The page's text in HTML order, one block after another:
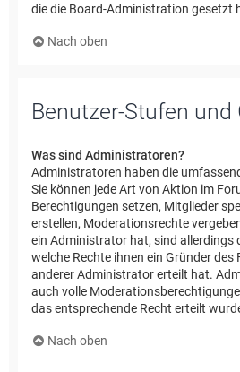
die die Board-Administration gesetzt
Nach oben
Benutzer-Stufen und
Was sind Administratoren?
Administratoren haben die
Sie können jede Art von Aktion im
Berechtigungen setzen, Mitglieder
erstellen, Moderationsrechte
ein Administrator hat, sind allerdings
welche Rechte ihnen ein Gründer des
anderer Administrator erteilt hat.
auch volle
das entsprechende Recht erteilt
Nach oben